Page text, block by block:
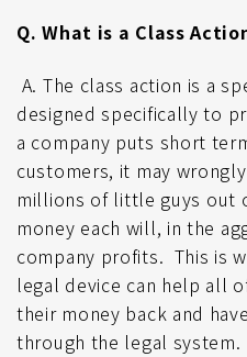
Q. What is a Class
A. The class action is a
designed specifically to
a company puts short
customers, it may
millions of little guys out
money each will, in the
company profits. This is
legal device can help all
their money back and
through the legal system.